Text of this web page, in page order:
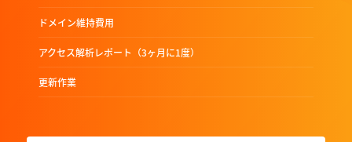
ドメイン維持費用
アクセス解析レポート（3ヶ月に1度）
更新作業